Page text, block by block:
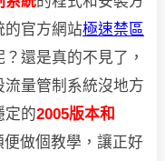
的官方網站極速禁區
還是真的不見了，
量管制系統沒地方
定的2005版本和
便做個教學，讓正好